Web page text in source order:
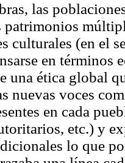
las
culturales (en el
en términos
una ética global
nuevas voces
en cada
etc.) y
lo que